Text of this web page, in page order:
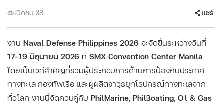
เปิดชม 38 แชร์
งาน Naval Defense Philippines 2026 จะจัดขึ้นระหว่างวันที่
17–19 มิถุนายน 2026 ที่ SMX Convention Center Manila
โดยเป็นเวทีสำคัญที่รวมผู้ประกอบการด้านการป้องกันประเทศ
ทางทะเล กองทัพเรือ และผู้ผลิตอาวุธยุทโธปกรณ์ทางทะเลจาก
ทั่วโลก งานนี้จัดควบคู่กับ PhilMarine, PhilBoating, Oil & Gas